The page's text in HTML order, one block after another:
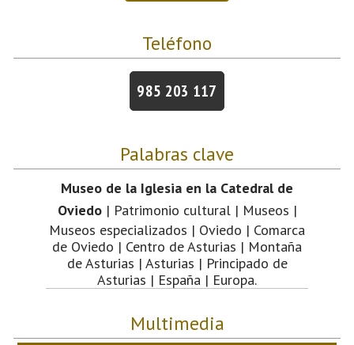
Teléfono
985 203 117
Palabras clave
Museo de la Iglesia en la Catedral de
Oviedo| Patrimonio cultural | Museos |
Museos especializados | Oviedo | Comarca
de Oviedo | Centro de Asturias | Montaña
de Asturias | Asturias | Principado de
Asturias | España | Europa.
Multimedia